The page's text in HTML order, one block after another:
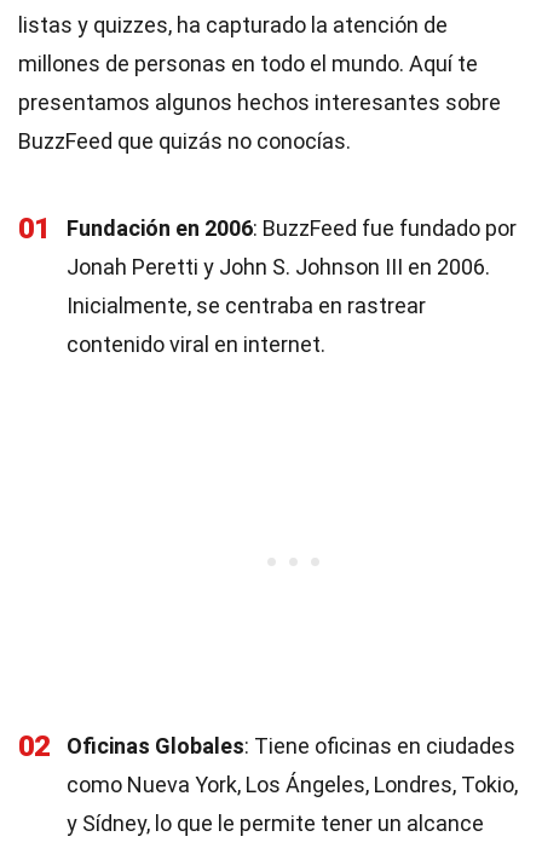
listas y quizzes, ha capturado la atención de
millones de personas en todo el mundo. Aquí te
presentamos algunos hechos interesantes sobre
BuzzFeed que quizás no conocías.
01 Fundación en 2006: BuzzFeed fue fundado por
Jonah Peretti y John S. Johnson III en 2006.
Inicialmente, se centraba en rastrear
contenido viral en internet.
02 Oficinas Globales: Tiene oficinas en ciudades
como Nueva York, Los Ángeles, Londres, Tokio,
y Sídney, lo que le permite tener un alcance